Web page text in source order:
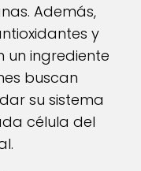
Además,
y
un ingrediente
buscan
su sistema
célula del